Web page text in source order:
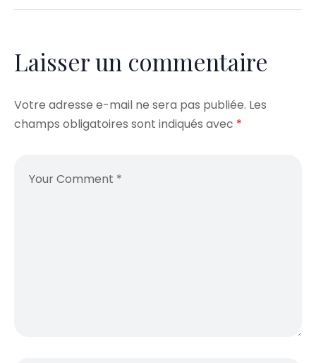
Laisser un commentaire
Votre adresse e-mail ne sera pas publiée. Les
champs obligatoires sont indiqués avec *